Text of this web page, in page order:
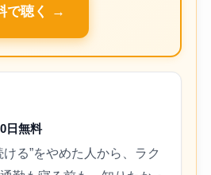
で聴く →
日無料
る”をやめた人から、ラク